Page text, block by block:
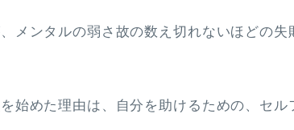
メンタルの弱さ故の数え切れないほどの失
始めた理由は、自分を助けるための、 セル